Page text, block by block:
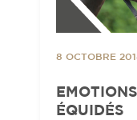
8 OCTOBRE
ÉQUIDÉS